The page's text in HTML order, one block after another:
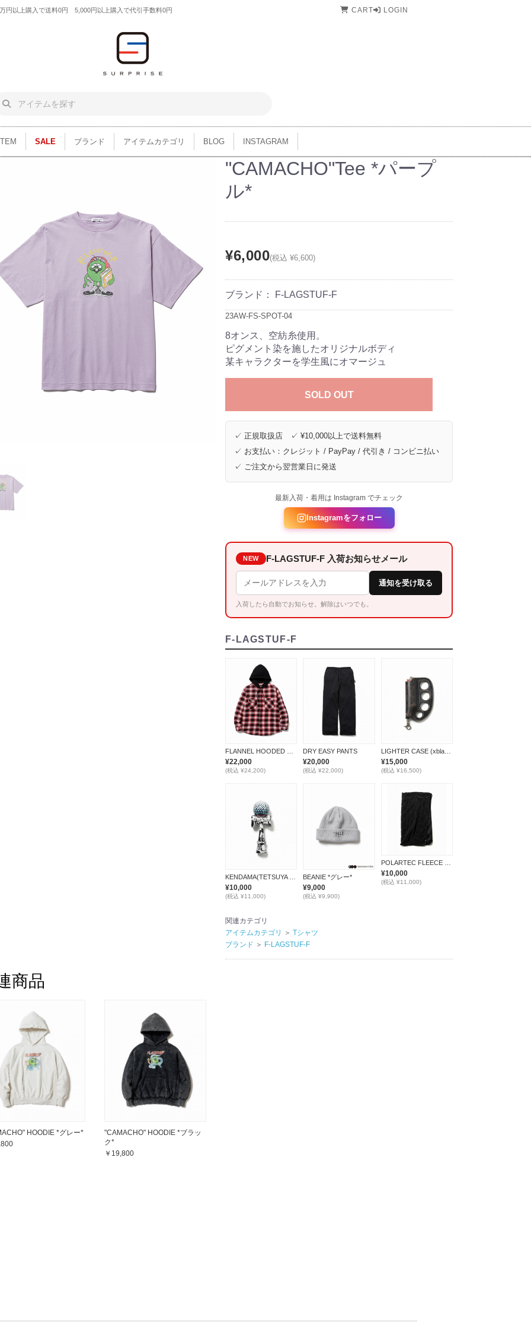
円以上購入で送料0円 5,000円以上購入で代引手数料0円 CART LOGIN
SALE ブランド アイテムカテゴリ BLOG INSTAGRAM
"CAMACHO"Tee *パープ
ル*
¥6,000(税込 ¥6,600)
ブランド： F-LAGSTUF-F
23AW-FS-SPOT-04
8オンス、空紡糸使用。
ピグメント染を施したオリジナルボディ
某キャラクターを学生風にオマージュ
SOLD OUT
✓ 正規取扱店 ✓ ¥10,000以上で送料無料
✓ お支払い：クレジット / PayPay / 代引き / コンビニ払い
✓ ご注文から翌営業日に発送
最新入荷・着用は Instagram でチェック
Instagramをフォロー
NEW F-LAGSTUF-F 入荷お知らせメール
通知を受け取る
入荷したら自動でお知らせ。解除はいつでも。
F-LAGSTUF-F
¥22,000
(税込 ¥24,200)
DRY EASY PANTS
¥20,000
(税込 ¥22,000)
LIGHTER CASE (xblackmeans)
¥15,000
(税込 ¥16,500)
¥10,000
(税込 ¥11,000)
BEANIE *グレー*
¥9,000
(税込 ¥9,900)
¥10,000
(税込 ¥11,000)
関連カテゴリ
アイテムカテゴリ
＞ Tシャツ
ブランド ＞ F-LAGSTUF-F
商品
HOODIE *グレー*
"CAMACHO" HOODIE *ブラッ
ク*
￥19,800